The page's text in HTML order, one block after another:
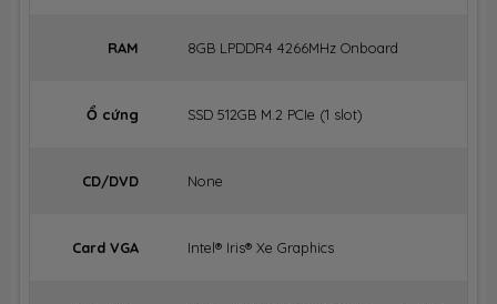
RAM 8GB LPDDR4 4266MHz Onboard
Ổ cứng SSD 512GB M.2 PCIe (1 slot)
CD/DVD None
Card VGA Intel® Iris® Xe Graphics